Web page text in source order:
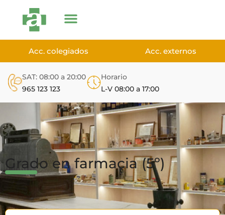
Acc. colegiados Acc. externos
SAT: 08:00 a 20:00
965 123 123
Horario
L-V 08:00 a 17:00
Grado en farmacia (5º)